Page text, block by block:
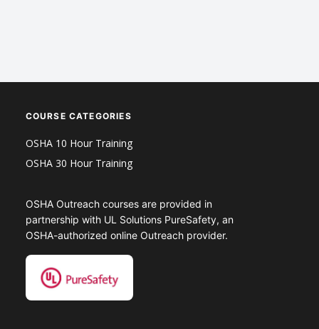
COURSE CATEGORIES
OSHA 10 Hour Training
OSHA 30 Hour Training
OSHA Outreach courses are provided in
partnership with UL Solutions PureSafety, an
OSHA-authorized online Outreach provider.